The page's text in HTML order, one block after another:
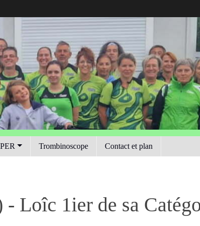
Trombinoscope Contact et plan
Loîc 1ier de sa